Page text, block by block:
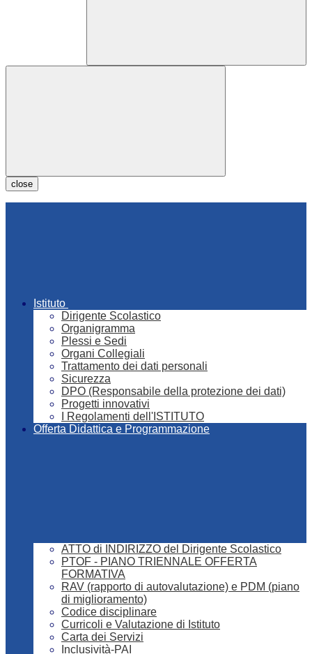
close
Istituto
Dirigente Scolastico
Organigramma
Plessi e Sedi
Organi Collegiali
Trattamento dei dati personali
Sicurezza
DPO (Responsabile della protezione dei dati)
Progetti innovativi
I Regolamenti dell'ISTITUTO
Offerta Didattica e Programmazione
ATTO di INDIRIZZO del Dirigente Scolastico
PTOF - PIANO TRIENNALE OFFERTA
FORMATIVA
RAV (rapporto di autovalutazione) e PDM (piano
di miglioramento)
Codice disciplinare
Curricoli e Valutazione di Istituto
Carta dei Servizi
Inclusività-PAI